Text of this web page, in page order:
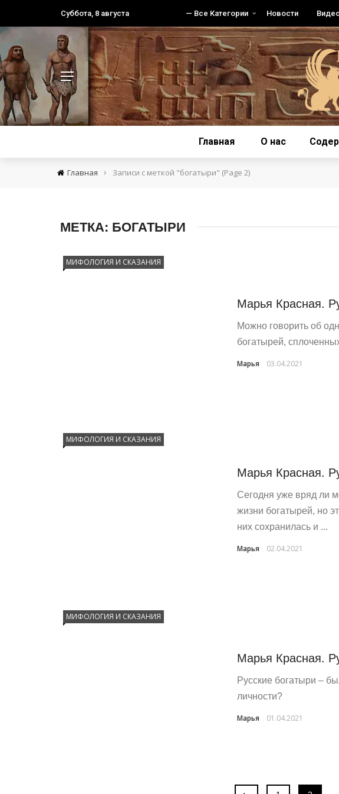
Суббота, 8 августа — Все Категории Новости
Главная О нас
Главная › Записи с меткой "богатыри" (Page 2)
МЕТКА: БОГАТЫРИ
МИФОЛОГИЯ И СКАЗАНИЯ
Марья Красная.
Можно говорить об
богатырей,
Марья 03.04.2021
МИФОЛОГИЯ И СКАЗАНИЯ
Марья Красная.
Сегодня уже вряд ли
жизни богатырей, но
них сохранилась и ...
Марья 02.04.2021
МИФОЛОГИЯ И СКАЗАНИЯ
Марья Красная.
Русские богатыри –
личности?
Марья 01.04.2021